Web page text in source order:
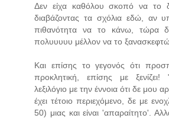
Δεν είχα καθόλου σκοπό να το
διαβάζοντας τα σχόλια εδώ, αν
πιθανότητα να το κάνω, τώρα
πολυυυυυ μέλλον να το
Και επίσης το γεγονός ότι
προκλητική, επίσης με ξενίζει!
λεξιλόγιο με την έννοια ότι δε μου
έχει τέτοιο περιεχόμενο, δε με
50) μιας και είναι 'απαραίτητο'.